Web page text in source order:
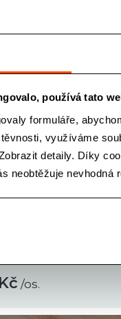
používá tato
formuláře,
využíváme
detaily. Díky
neobtěžuje nevhodná
NA
/os.